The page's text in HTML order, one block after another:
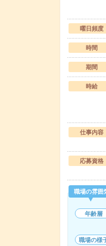
曜日頻度
時間
期間
時給
仕事内容
応募資格
職場の雰囲
年齢層
職場の様